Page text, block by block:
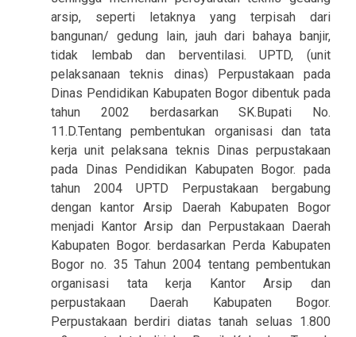
arsip, seperti letaknya yang terpisah dari
bangunan/ gedung lain, jauh dari bahaya banjir,
tidak lembab dan berventilasi. UPTD, (unit
pelaksanaan teknis dinas) Perpustakaan pada
Dinas Pendidikan Kabupaten Bogor dibentuk pada
tahun 2002 berdasarkan SK.Bupati No.
11.D.Tentang pembentukan organisasi dan tata
kerja unit pelaksana teknis Dinas perpustakaan
pada Dinas Pendidikan Kabupaten Bogor. pada
tahun 2004 UPTD Perpustakaan bergabung
dengan kantor Arsip Daerah Kabupaten Bogor
menjadi Kantor Arsip dan Perpustakaan Daerah
Kabupaten Bogor. berdasarkan Perda Kabupaten
Bogor no. 35 Tahun 2004 tentang pembentukan
organisasi tata kerja Kantor Arsip dan
perpustakaan Daerah Kabupaten Bogor.
Perpustakaan berdiri diatas tanah seluas 1.800